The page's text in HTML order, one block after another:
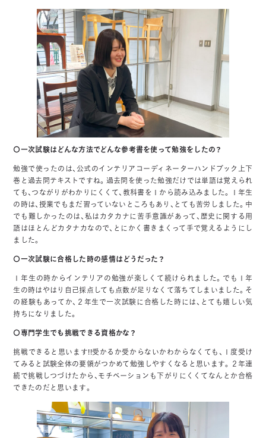
〇一次試験はどんな方法でどんな参考書を使って勉強をしたの？
勉強で使ったのは、公式のインテリアコーディネーターハンドブック上下
巻と過去問テキストですね。過去問を使った勉強だけでは単語は覚えられ
ても、つながりがわかりにくくて、教科書を１から読み込みました。１年生
の時は、授業でもまだ習っていないところもあり、とても苦労しました。中
でも難しかったのは、私はカタカナに苦手意識があって、歴史に関する用
語はほとんどカタナカなので、とにかく書きまくって手で覚えるようにし
ました。
〇一次試験に合格した時の感情はどうだった？
１年生の時からインテリアの勉強が楽しくて続けられました。でも１年
生の時はやはり自己採点しても点数が足りなくて落ちてしまいました。そ
の経験もあってか、２年生で一次試験に合格した時には、とても嬉しい気
持ちになりました。
〇専門学生でも挑戦できる資格かな？
挑戦できると思います!!受かるか受からないかわからなくても、１度受け
てみると試験全体の要領がつかめて勉強しやすくなると思います。２年連
続で挑戦しつづけたから、モチベーションも下がりにくくてなんとか合格
できたのだと思います。